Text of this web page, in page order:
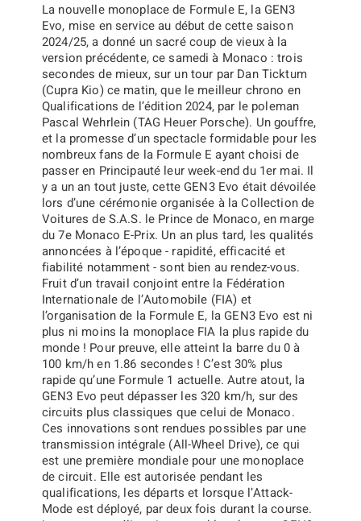
La nouvelle monoplace de Formule E, la GEN3
Evo, mise en service au début de cette saison
2024/25, a donné un sacré coup de vieux à la
version précédente, ce samedi à Monaco : trois
secondes de mieux, sur un tour par Dan Ticktum
(Cupra Kio) ce matin, que le meilleur chrono en
Qualifications de l’édition 2024, par le poleman
Pascal Wehrlein (TAG Heuer Porsche). Un gouffre,
et la promesse d’un spectacle formidable pour les
nombreux fans de la Formule E ayant choisi de
passer en Principauté leur week-end du 1er mai. Il
y a un an tout juste, cette GEN3 Evo était dévoilée
lors d’une cérémonie organisée à la Collection de
Voitures de S.A.S. le Prince de Monaco, en marge
du 7e Monaco E-Prix. Un an plus tard, les qualités
annoncées à l’époque - rapidité, efficacité et
fiabilité notamment - sont bien au rendez-vous.
Fruit d’un travail conjoint entre la Fédération
Internationale de l’Automobile (FIA) et
l’organisation de la Formule E, la GEN3 Evo est ni
plus ni moins la monoplace FIA la plus rapide du
monde ! Pour preuve, elle atteint la barredu 0 à
100 km/h en 1.86 secondes ! C’est 30% plus
rapide qu’une Formule 1 actuelle. Autre atout, la
GEN3 Evo peut dépasser les 320 km/h, sur des
circuits plus classiques que celui de Monaco.
Ces innovations sont rendues possibles par une
transmission intégrale (All-Wheel Drive), ce qui
est une première mondiale pour une monoplace
de circuit. Elle est autorisée pendant les
qualifications, les départs et lorsque l’Attack-
Mode est déployé, par deux fois durant la course.